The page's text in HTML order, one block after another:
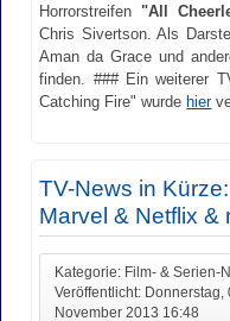
Horrorstreifen "All
Chris Sivertson. Als
Aman da Grace und
finden. ### Ein weiterer
Catching Fire" wurde hier
TV-News in
Marvel & Netflix &
Kategorie: Film- & Serien-
Veröffentlicht: Donnerstag,
November 2013 16:48